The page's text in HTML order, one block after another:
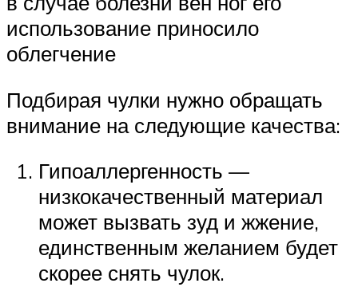
использование приносило
облегчение
Подбирая чулки нужно обращать
внимание на следующие качества:
Гипоаллергенность —
низкокачественный материал
может вызвать зуд и жжение,
единственным желанием будет
скорее снять чулок.